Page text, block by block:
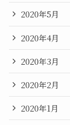
2020年5月
2020年4月
2020年3月
2020年2月
2020年1月